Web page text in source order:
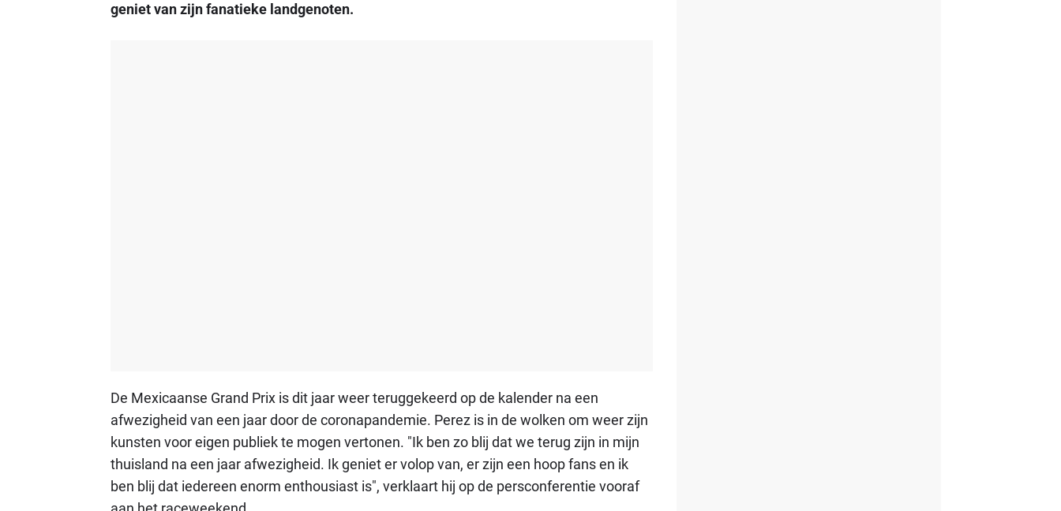
geniet van zijn fanatieke landgenoten.
De Mexicaanse Grand Prix is dit jaar weer teruggekeerd op de kalender na een
afwezigheid van een jaar door de coronapandemie. Perez is in de wolken om weer zijn
kunsten voor eigen publiek te mogen vertonen. "Ik ben zo blij dat we terug zijn in mijn
thuisland na een jaar afwezigheid. Ik geniet er volop van, er zijn een hoop fans en ik
ben blij dat iedereen enorm enthousiast is", verklaart hij op de persconferentie vooraf